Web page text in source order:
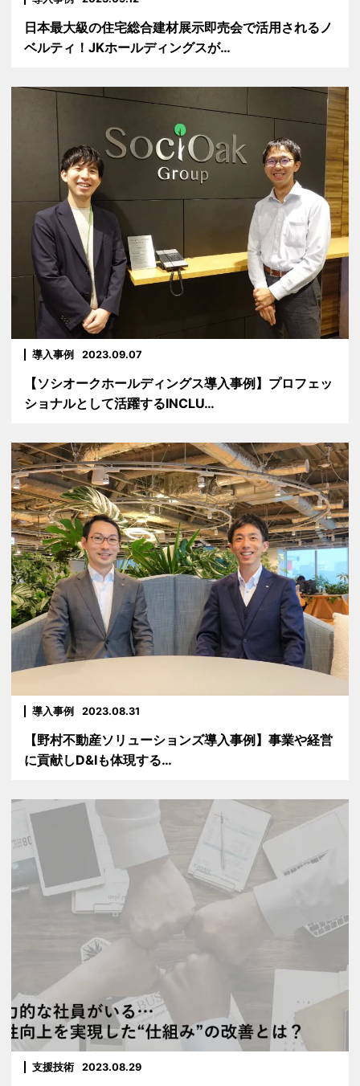
日本最大級の住宅総合建材展示即売会で活用されるノ
ベルティ！JKホールディングスが…
導入事例 2023.09.07
【ソシオークホールディングス導入事例】プロフェッ
ショナルとして活躍するINCLU…
導入事例 2023.08.31
【野村不動産ソリューションズ導入事例】事業や経営
に貢献しD&Iも体現する…
支援技術 2023.08.29